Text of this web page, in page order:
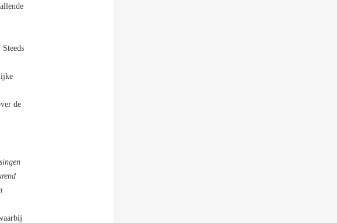
de